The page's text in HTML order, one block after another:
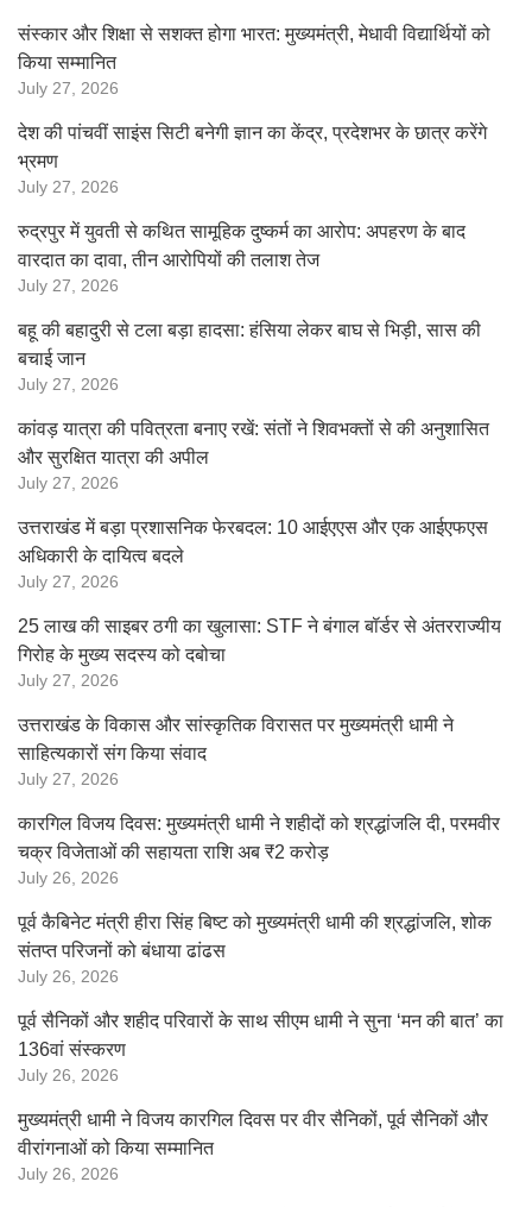
संस्कार और शिक्षा से सशक्त होगा भारत: मुख्यमंत्री, मेधावी विद्यार्थियों को
किया सम्मानित
July 27, 2026
देश की पांचवीं साइंस सिटी बनेगी ज्ञान का केंद्र, प्रदेशभर के छात्र करेंगे
भ्रमण
July 27, 2026
रुद्रपुर में युवती से कथित सामूहिक दुष्कर्म का आरोप: अपहरण के बाद
वारदात का दावा, तीन आरोपियों की तलाश तेज
July 27, 2026
बहू की बहादुरी से टला बड़ा हादसा: हंसिया लेकर बाघ से भिड़ी, सास की
बचाई जान
July 27, 2026
कांवड़ यात्रा की पवित्रता बनाए रखें: संतों ने शिवभक्तों से की अनुशासित
और सुरक्षित यात्रा की अपील
July 27, 2026
उत्तराखंड में बड़ा प्रशासनिक फेरबदल: 10 आईएएस और एक आईएफएस
अधिकारी के दायित्व बदले
July 27, 2026
25 लाख की साइबर ठगी का खुलासा: STF ने बंगाल बॉर्डर से अंतरराज्यीय
गिरोह के मुख्य सदस्य को दबोचा
July 27, 2026
उत्तराखंड के विकास और सांस्कृतिक विरासत पर मुख्यमंत्री धामी ने
साहित्यकारों संग किया संवाद
July 27, 2026
कारगिल विजय दिवस: मुख्यमंत्री धामी ने शहीदों को श्रद्धांजलि दी, परमवीर
चक्र विजेताओं की सहायता राशि अब ₹2 करोड़
July 26, 2026
पूर्व कैबिनेट मंत्री हीरा सिंह बिष्ट को मुख्यमंत्री धामी की श्रद्धांजलि, शोक
संतप्त परिजनों को बंधाया ढांढस
July 26, 2026
पूर्व सैनिकों और शहीद परिवारों के साथ सीएम धामी ने सुना ‘मन की बात’ का
136वां संस्करण
July 26, 2026
मुख्यमंत्री धामी ने विजय कारगिल दिवस पर वीर सैनिकों, पूर्व सैनिकों और
वीरांगनाओं को किया सम्मानित
July 26, 2026